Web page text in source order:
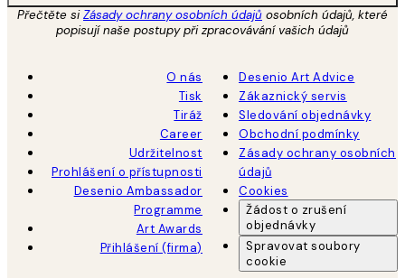
Přečtěte siZásady ochrany osobních údajů osobních údajů, které
popisují naše postupy při zpracovávání vašich údajů
O nás
Tisk
Tiráž
Career
Udržitelnost
Prohlášení o přístupnosti
Desenio Ambassador
Programme
Art Awards
Přihlášení (firma)
Desenio Art Advice
Zákaznický servis
Sledování objednávky
Obchodní podmínky
Zásady ochrany osobních
údajů
Cookies
Žádost o zrušení
objednávky
Spravovat soubory
cookie